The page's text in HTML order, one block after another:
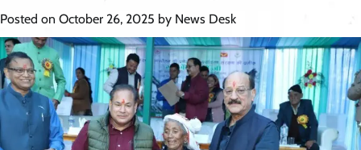
Posted on October 26, 2025 by News Desk